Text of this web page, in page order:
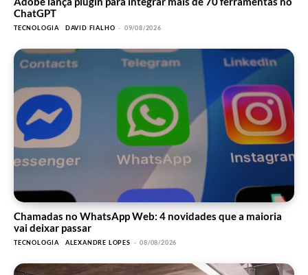
ChatGPT
TECNOLOGIA DAVID FIALHO - 09/08/2026
Chamadas no WhatsApp Web: 4 novidades que a maioria
vai deixar passar
TECNOLOGIA ALEXANDRE LOPES - 08/08/2026